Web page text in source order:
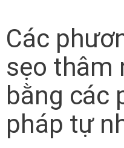
Các
sẹo thâm
bằng các
pháp tự